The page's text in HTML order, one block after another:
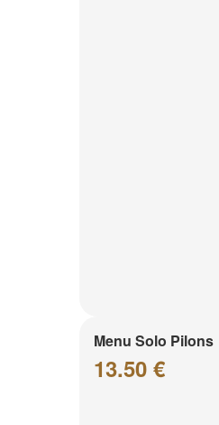
Menu Solo Pilons
13.50 €